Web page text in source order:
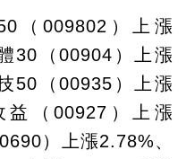
（009802）上漲
30（00904）上漲
50（00935）上漲
（00927）上漲
）上漲2.78%、